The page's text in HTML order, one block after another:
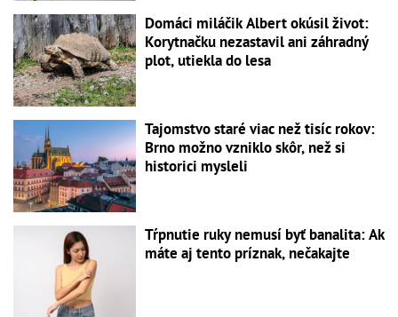
Domáci miláčik Albert okúsil život:
Korytnačku nezastavil ani záhradný
plot, utiekla do lesa
Tajomstvo staré viac než tisíc rokov:
Brno možno vzniklo skôr, než si
historici mysleli
Tŕpnutie ruky nemusí byť banalita: Ak
máte aj tento príznak, nečakajte